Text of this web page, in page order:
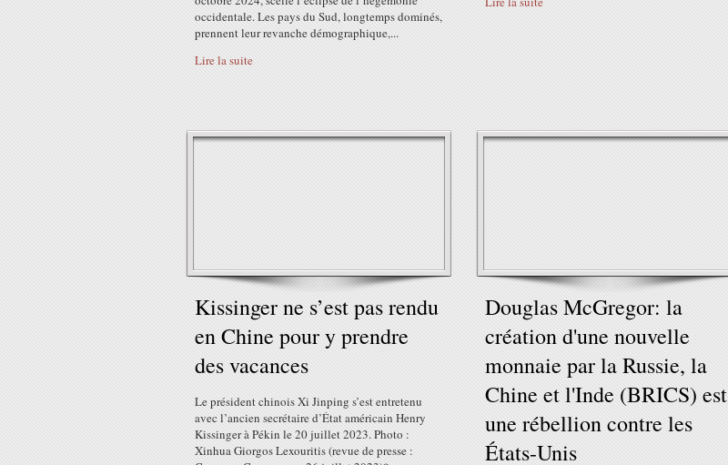
occidentale. Les pays du Sud, longtemps dominés,
prennent leur revanche démographique,...
Lire la suite
Kissinger ne s’est pas rendu
en Chine pour y prendre
des vacances
Le président chinois Xi Jinping s’est entretenu
avec l’ancien secrétaire d’État américain Henry
Kissinger à Pékin le 20 juillet 2023. Photo :
Xinhua Giorgos Lexouritis (revue de presse :
Douglas McGregor: la
création d'une nouvelle
monnaie par la Russie, la
Chine et l'Inde (BRICS) est
une rébellion contre les
États-Unis